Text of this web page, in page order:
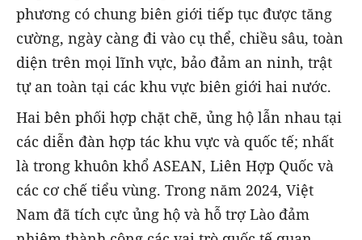
phương có chung biên giới tiếp tục được tăng
cường, ngày càng đi vào cụ thể, chiều sâu, toàn
diện trên mọi lĩnh vực, bảo đảm an ninh, trật
tự an toàn tại các khu vực biên giới hai nước.
Hai bên phối hợp chặt chẽ, ủng hộ lẫn nhau tại
các diễn đàn hợp tác khu vực và quốc tế; nhất
là trong khuôn khổ ASEAN, Liên Hợp Quốc và
các cơ chế tiểu vùng. Trong năm 2024, Việt
Nam đã tích cực ủng hộ và hỗ trợ Lào đảm